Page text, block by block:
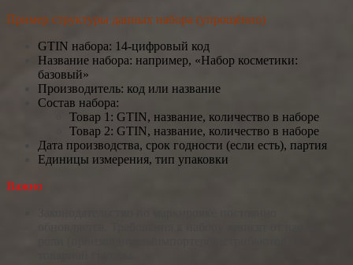
Пример структуры данных набора (упрощённо)
GTIN набора: 14-цифровый код
Название набора: например, «Набор косметики:
базовый»
Производитель: код или название
Состав набора:
Товар 1: GTIN, название, количество в наборе
Товар 2: GTIN, название, количество в наборе
Дата производства, срок годности (если есть), партия
Единицы измерения, тип упаковки
Важно